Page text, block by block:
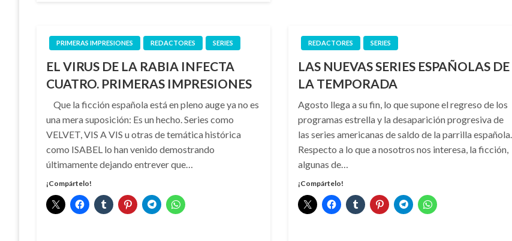
PRIMERAS IMPRESIONES REDACTORES SERIES
EL VIRUS DE LA RABIA INFECTA
CUATRO. PRIMERAS IMPRESIONES
Que la ficción española está en pleno auge ya no es
una mera suposición: Es un hecho. Series como
VELVET, VIS A VIS u otras de temática histórica
como ISABEL lo han venido demostrando
últimamente dejando entrever que…
¡Compártelo!
REDACTORES SERIES
LAS NUEVAS SERIES ESPAÑOLAS DE
LA TEMPORADA
Agosto llega a su fin, lo que supone el regreso de los
programas estrella y la desaparición progresiva de
las series americanas de saldo de la parrilla española.
Respecto a lo que a nosotros nos interesa, la ficción,
algunas de…
¡Compártelo!